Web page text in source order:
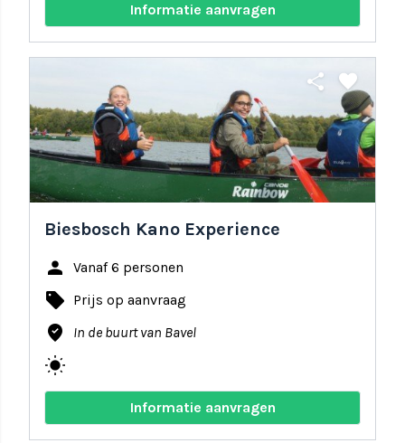
Informatie aanvragen
share favorite
Biesbosch Kano Experience
person Vanaf 6 personen
local_offer Prijs op aanvraag
where_to_vote In de buurt van Bavel
wb_sunny
Informatie aanvragen